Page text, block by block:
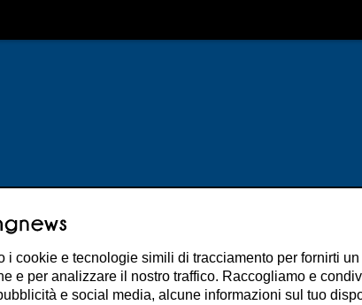
i cookie e tecnologie simili di tracciamento per fornirti
e per analizzare il nostro traffico. Raccogliamo e
e social media, alcune informazioni sul tuo